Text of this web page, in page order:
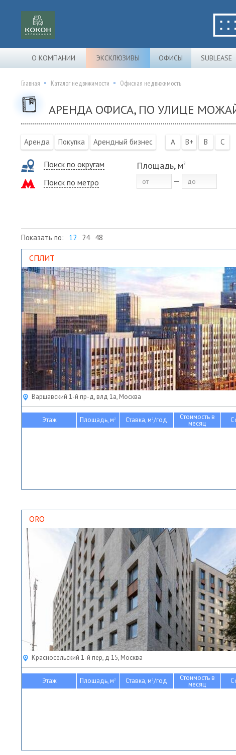
О КОМПАНИИ ЭКСКЛЮЗИВЫ ОФИСЫ SUBLEASE
Главная Каталог недвижимости Офисная недвижимость
АРЕНДА ОФИСА, ПО УЛИЦЕ
Аренда Покупка Арендный бизнес A B+ B C
Поиск по округам
Поиск по метро
Площадь, м2
Показать по: 12 24 48
СПЛИТ
Варшавский 1-й пр-д, влд 1а, Москва
Этаж Площадь, м2 Ставка, м2/год Стоимость в
месяц
ORO
Красносельский 1-й пер, д 15, Москва
Этаж Площадь, м2 Ставка, м2/год Стоимость в
месяц